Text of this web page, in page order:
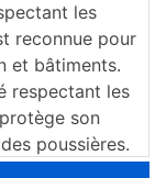
les
reconnue pour
et bâtiments.
respectant les
son
poussières.